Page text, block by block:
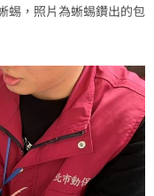
蜴，照片為蜥蜴鑽出的包